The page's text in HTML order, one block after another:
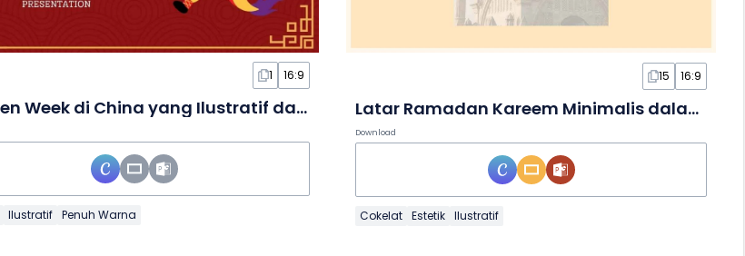
1 16:9
Golden Week di China yang Ilustratif dalam Slide
Ilustratif Penuh Warna
15 16:9
Latar Ramadan Kareem Minimalis dalam Slide
Download
Cokelat Estetik Ilustratif